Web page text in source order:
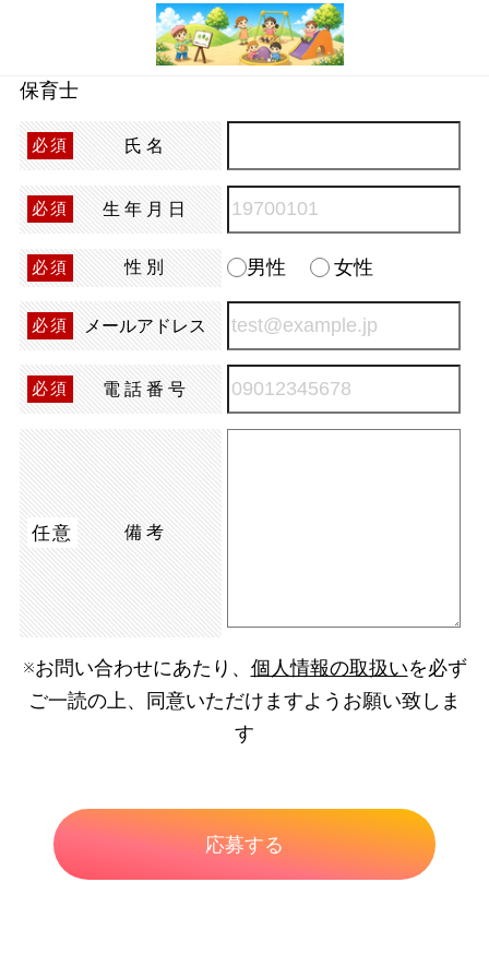
保育士
必須 氏名
必須 生年月日
必須 性別 男性 女性
必須 メールアドレス
必須 電話番号
任意 備考
※お問い合わせにあたり、 個人情報の取扱いを必ず
ご一読の上、同意いただけますようお願い致しま
す